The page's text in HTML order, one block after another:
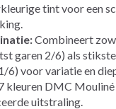
tint voor een
Combineert
garen 2/6) als
6) voor variatie en
kleuren DMC
uitstraling.